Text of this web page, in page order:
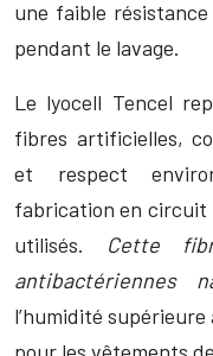
une faible
pendant le lavage.
Le lyocell Tencel
fibres artificielles,
et respect
fabrication en circuit
utilisés. Cette
antibactériennes
l’humidité